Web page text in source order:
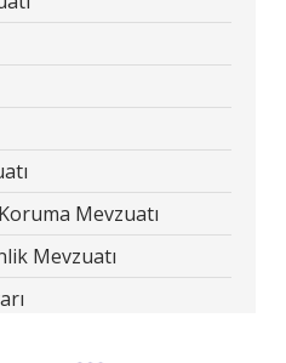
Mevzuatı
Mevzuatı